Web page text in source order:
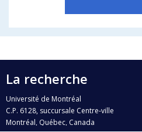
La recherche
Université de Montréal
C.P. 6128, succursale Centre-ville
Montréal, Québec, Canada